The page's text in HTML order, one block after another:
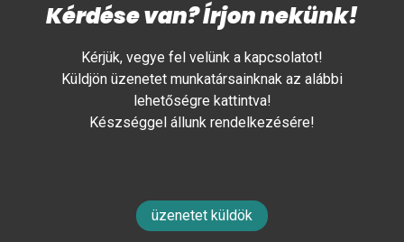
Kérdése van? Írjon nekünk!
Kérjük, vegye fel velünk a kapcsolatot!
Küldjön üzenetet munkatársainknak az alábbi
lehetőségre kattintva!
Készséggel állunk rendelkezésére!
üzenetet küldök